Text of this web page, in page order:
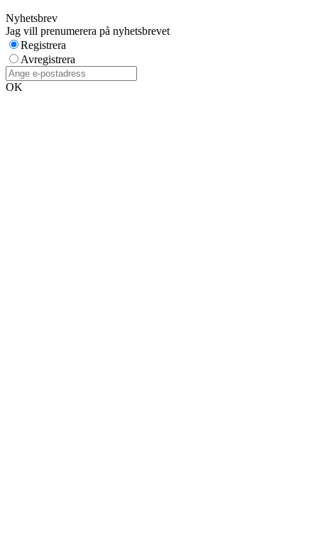
Nyhetsbrev
Jag vill prenumerera på nyhetsbrevet
Registrera
Avregistrera
OK